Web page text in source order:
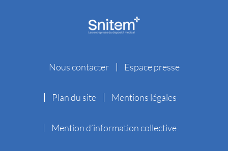
Nous contacter Espace presse
Plan du site Mentions légales
Mention d’information collective